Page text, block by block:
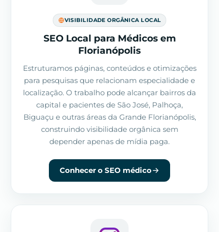
VISIBILIDADE ORGÂNICA LOCAL
SEO Local para Médicos em
Florianópolis
Estruturamos páginas, conteúdos e otimizações
para pesquisas que relacionam especialidade e
localização. O trabalho pode alcançar bairros da
capital e pacientes de São José, Palhoça,
Biguaçu e outras áreas da Grande Florianópolis,
construindo visibilidade orgânica sem
depender apenas de mídia paga.
Conhecer o SEO médico